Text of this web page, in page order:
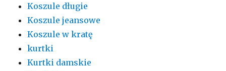
Koszule długie
Koszule jeansowe
Koszule w kratę
kurtki
Kurtki damskie